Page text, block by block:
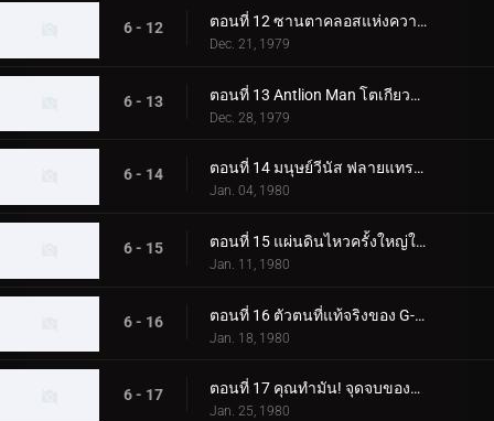
6 - 12 ตอนที่ 12 ซานตาคลอสแห่งความมืด; อา การเปลี่ยนแปลงที่เป็นไปไม่ได้
Dec. 21, 1979
6 - 13 ตอนที่ 13 Antlion Man โตเกียวระเบิดก่อน 03.00 น
Dec. 28, 1979
6 - 14 ตอนที่ 14 มนุษย์วีนัส ฟลายแทรป มาสค์ไรเดอร์ โคลสคอล
Jan. 04, 1980
6 - 15 ตอนที่ 15 แผ่นดินไหวครั้งใหญ่ในโตเกียวของ Blue Mold Man ที่น่าสะพรึงกลัว
Jan. 11, 1980
6 - 16 ตอนที่ 16 ตัวตนที่แท้จริงของ G-Monster ของมนุษย์แมลงสาบอมตะคืออะไร
Jan. 18, 1980
6 - 17 ตอนที่ 17 คุณทำมัน! จุดจบของจี-มอนสเตอร์
Jan. 25, 1980